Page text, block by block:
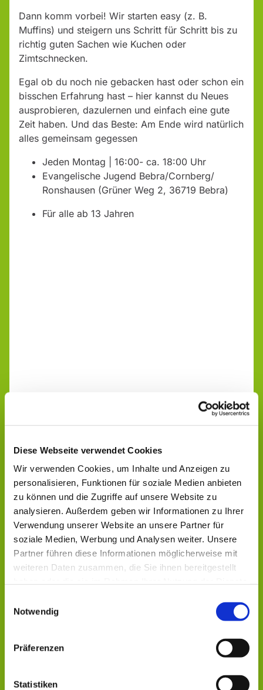
Diese Webseite verwendet Cookies
Wir verwenden Cookies, um Inhalte und Anzeigen zu
personalisieren, Funktionen für soziale Medien anbieten
zu können und die Zugriffe auf unsere Website zu
analysieren. Außerdem geben wir Informationen zu Ihrer
Verwendung unserer Website an unsere Partner für
soziale Medien, Werbung und Analysen weiter. Unsere
Partner führen diese Informationen möglicherweise mit
weiteren Daten zusammen, die Sie ihnen bereitgestellt
Notwendig
Präferenzen
Statistiken
Dann komm vorbei! Wir starten easy (z. B.
Muffins) und steigern uns Schritt für Schritt bis zu
richtig guten Sachen wie Kuchen oder
Zimtschnecken.
Egal ob du noch nie gebacken hast oder schon ein
bisschen Erfahrung hast – hier kannst du Neues
ausprobieren, dazulernen und einfach eine gute
Zeit haben. Und das Beste: Am Ende wird natürlich
alles gemeinsam gegessen
Jeden Montag | 16:00- ca. 18:00 Uhr
Evangelische Jugend Bebra/Cornberg/
Ronshausen (Grüner Weg 2, 36719 Bebra)
Für alle ab 13 Jahren